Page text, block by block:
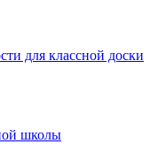
для классной доски
школы